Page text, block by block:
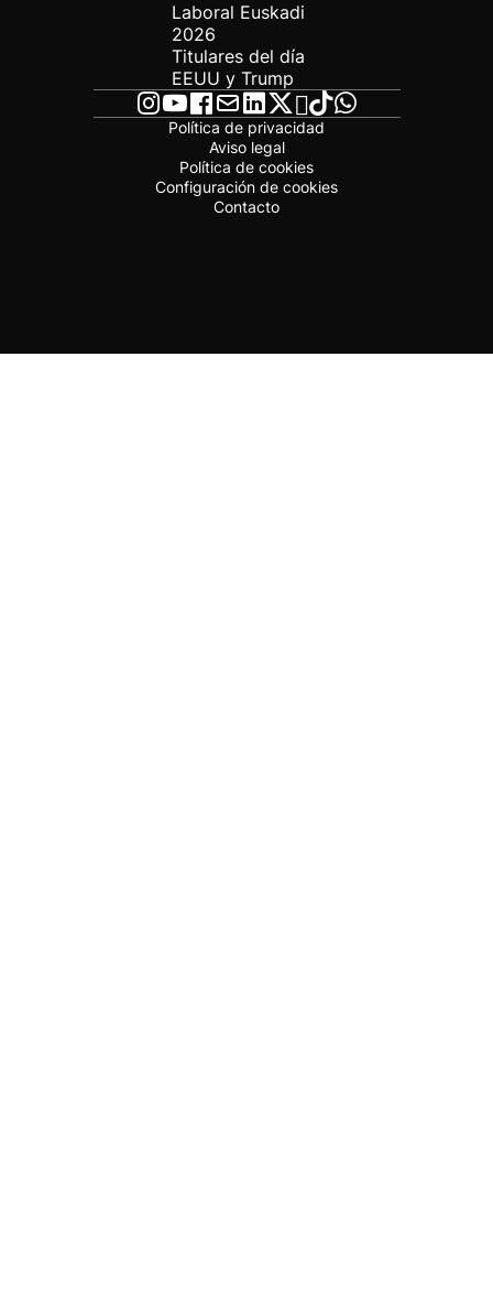
Laboral Euskadi
2026
Titulares del día
EEUU y Trump
Política de privacidad
Aviso legal
Política de cookies
Configuración de cookies
Contacto